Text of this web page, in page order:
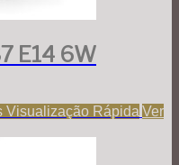
E14 6W
Visualização Rápida Ver